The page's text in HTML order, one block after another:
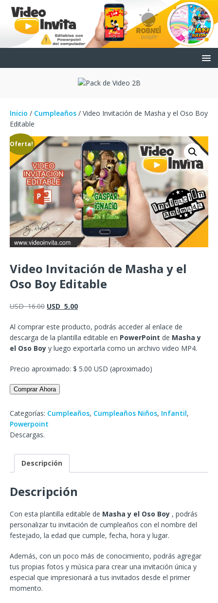
Inicio / Cumpleaños / Video Invitación de Masha y el Oso Boy
Editable
¡Oferta!
Video Invitación de Masha y el
Oso Boy Editable
USD16.00 USD 5.00
Al comprar este producto, podrás acceder al enlace de
descarga de la plantilla editable en PowerPoint de Masha y
el Oso Boy y luego exportarla como un archivo video MP4.
Precio aproximado: $ 5.00 USD (aproximado)
Comprar Ahora
Categorías: Cumpleaños, Cumpleaños Niños, Infantil,
Powerpoint
Descargas.
Descripción
Descripción
Con esta plantilla editable de Masha y el Oso Boy , podrás
personalizar tu invitación de cumpleaños con el nombre del
festejado, la edad que cumple, fecha, hora y lugar.
Además, con un poco más de conocimiento, podrás agregar
tus propias fotos y música para crear una invitación única y
especial que impresionará a tus invitados desde el primer
momento.